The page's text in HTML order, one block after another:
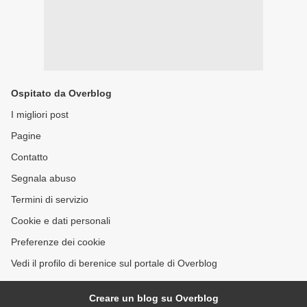
Ospitato da Overblog
I migliori post
Pagine
Contatto
Segnala abuso
Termini di servizio
Cookie e dati personali
Preferenze dei cookie
Vedi il profilo di berenice sul portale di Overblog
Creare un blog su Overblog